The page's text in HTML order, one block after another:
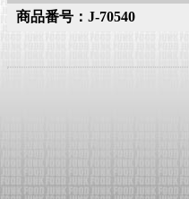
商品番号：J-70540